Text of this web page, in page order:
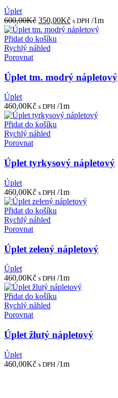
Úplet
600,00Kč Původní
cena
byla:
600,00Kč.
350,00KčAktuální
cena
s DPH /1m
Přidat do košíku
Rychlý náhled
Porovnat
Úplet tm. modrý nápletový
Úplet
460,00Kč s DPH /1m
Přidat do košíku
Rychlý náhled
Porovnat
Úplet tyrkysový nápletový
Úplet
460,00Kč s DPH /1m
Přidat do košíku
Rychlý náhled
Porovnat
Úplet zelený nápletový
Úplet
460,00Kč s DPH /1m
Přidat do košíku
Rychlý náhled
Porovnat
Úplet žlutý nápletový
Úplet
460,00Kč s DPH /1m